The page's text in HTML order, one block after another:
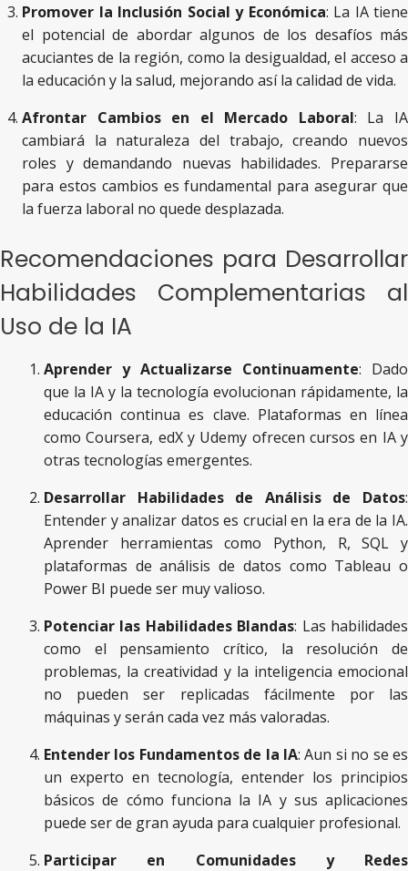
Promover la Inclusión Social y Económica: La IA tiene
el potencial de abordar algunos de los desafíos más
acuciantes de la región, como la desigualdad, el acceso a
la educación y la salud, mejorando así la calidad de vida.
Afrontar Cambios en el Mercado Laboral: La IA
cambiará la naturaleza del trabajo, creando nuevos
roles y demandando nuevas habilidades. Prepararse
para estos cambios es fundamental para asegurar que
la fuerza laboral no quede desplazada.
Recomendaciones para Desarrollar
Habilidades Complementarias al
Uso de la IA
Aprender y Actualizarse Continuamente: Dado
que la IA y la tecnología evolucionan rápidamente, la
educación continua es clave. Plataformas en línea
como Coursera, edX y Udemy ofrecen cursos en IA y
otras tecnologías emergentes.
Desarrollar Habilidades de Análisis de Datos:
Entender y analizar datos es crucial en la era de la IA.
Aprender herramientas como Python, R, SQL y
plataformas de análisis de datos como Tableau o
Power BI puede ser muy valioso.
Potenciar las Habilidades Blandas: Las habilidades
como el pensamiento crítico, la resolución de
problemas, la creatividad y la inteligencia emocional
no pueden ser replicadas fácilmente por las
máquinas y serán cada vez más valoradas.
Entender los Fundamentos de la IA: Aun si no se es
un experto en tecnología, entender los principios
básicos de cómo funciona la IA y sus aplicaciones
puede ser de gran ayuda para cualquier profesional.
Participar en Comunidades y Redes